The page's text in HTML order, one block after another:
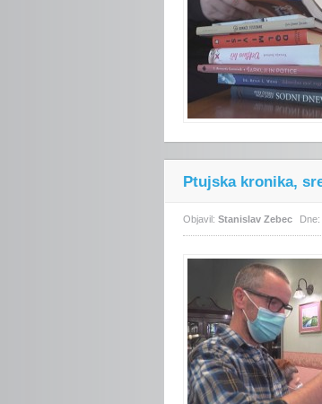
Ptujska kronika,
Objavil: Stanislav Zebec Dne: